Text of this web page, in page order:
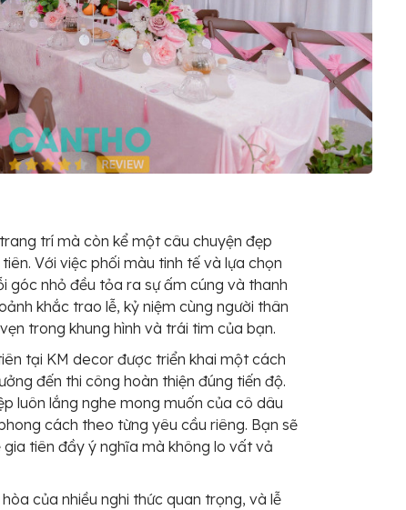
trí mà còn kể một câu chuyện đẹp
Với việc phối màu tinh tế và lựa chọn
góc nhỏ đều tỏa ra sự ấm cúng và thanh
khắc trao lễ, kỷ niệm cùng người thân
trong khung hình và trái tim của bạn.
tại KM decor được triển khai một cách
đến thi công hoàn thiện đúng tiến độ.
luôn lắng nghe mong muốn của cô dâu
cách theo từng yêu cầu riêng. Bạn sẽ
tiên đầy ý nghĩa mà không lo vất vả
của nhiều nghi thức quan trọng, và lễ